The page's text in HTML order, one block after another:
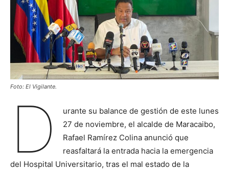
Foto: El Vigilante.
D
urante su balance de gestión de este lunes
27 de noviembre, el alcalde de Maracaibo,
Rafael Ramírez Colina anunció que
reasfaltará la entrada hacia la emergencia
del Hospital Universitario, tras el mal estado de la